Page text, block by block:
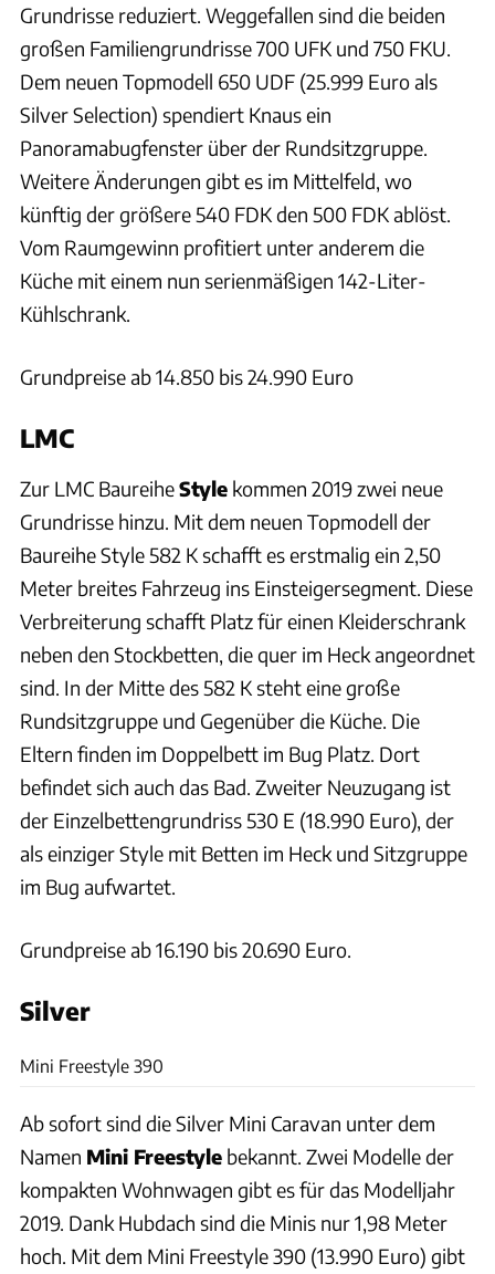
Grundrisse reduziert. Weggefallen sind die beiden
großen Familiengrundrisse 700 UFK und 750 FKU.
Dem neuen Topmodell 650 UDF (25.999 Euro als
Silver Selection) spendiert Knaus ein
Panoramabugfenster über der Rundsitzgruppe.
Weitere Änderungen gibt es im Mittelfeld, wo
künftig der größere 540 FDK den 500 FDK ablöst.
Vom Raumgewinn profitiert unter anderem die
Küche mit einem nun serienmäßigen 142-Liter-
Kühlschrank.
Grundpreise ab 14.850 bis 24.990 Euro
LMC
Zur LMC BaureiheStyle kommen 2019 zwei neue
Grundrisse hinzu. Mit dem neuen Topmodell der
Baureihe Style 582 K schafft es erstmalig ein 2,50
Meter breites Fahrzeug ins Einsteigersegment. Diese
Verbreiterung schafft Platz für einen Kleiderschrank
neben den Stockbetten, die quer im Heck angeordnet
sind. In der Mitte des 582 K steht eine große
Rundsitzgruppe und Gegenüber die Küche. Die
Eltern finden im Doppelbett im Bug Platz. Dort
befindet sich auch das Bad. Zweiter Neuzugang ist
der Einzelbettengrundriss 530 E (18.990 Euro), der
als einziger Style mit Betten im Heck und Sitzgruppe
im Bug aufwartet.
Grundpreise ab 16.190 bis 20.690 Euro.
Silver
Mini Freestyle 390
Ab sofort sind die Silver Mini Caravan unter dem
Namen Mini Freestyle bekannt. Zwei Modelle der
kompakten Wohnwagen gibt es für das Modelljahr
2019. Dank Hubdach sind die Minis nur 1,98 Meter
hoch. Mit dem Mini Freestyle 390 (13.990 Euro) gibt